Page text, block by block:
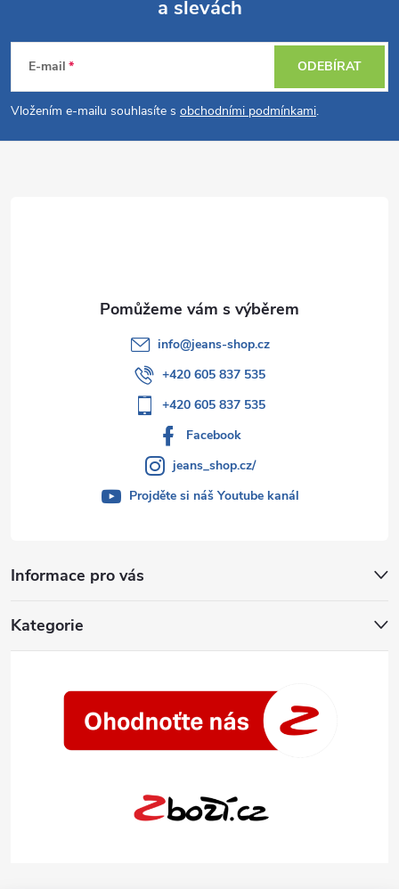
p
a
a slevách
E-mail
Vložením e-mailu souhlasíte s obchodními podmínkami.
ODEBÍRAT
Informace pro vás
Kategorie
info@jeans-shop.cz
+420 605 837 535
+420 605 837 535
Facebook
jeans_shop.cz/
Projděte si náš Youtube kanál